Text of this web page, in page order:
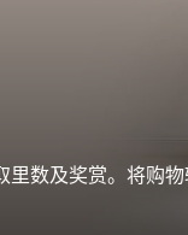
数及奖赏。将购物